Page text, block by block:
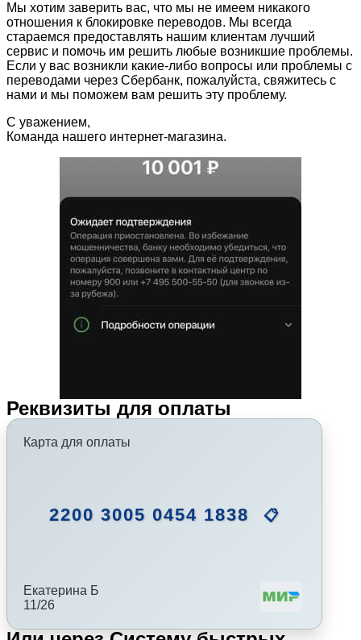
Мы хотим заверить вас, что мы не имеем никакого
отношения к блокировке переводов. Мы всегда
стараемся предоставлять нашим клиентам лучший
сервис и помочь им решить любые возникшие проблемы.
Если у вас возникли какие-либо вопросы или проблемы с
переводами через Сбербанк, пожалуйста, свяжитесь с
нами и мы поможем вам решить эту проблему.
С уважением,
Команда нашего интернет-магазина.
Реквизиты для оплаты
Карта для оплаты
2200 3005 0454 1838 📋
Екатерина Б
11/26